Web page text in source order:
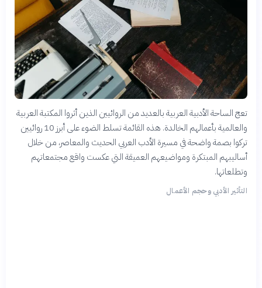
تعج الساحة الأدبية العربية بالعديد من الروائيين الذين أثروا المكتبة العربية
والعالمية بأعمالهم الخالدة. هذه القائمة تسلط الضوء على أبرز 10 روائيين
تركوا بصمة واضحة في مسيرة الأدب العربي الحديث والمعاصر، من خلال
أساليبهم المبتكرة ومواضيعهم العميقة التي عكست واقع مجتمعاتهم
وتطلعاتها.
التأثير الأدبي وحجم الأعمال